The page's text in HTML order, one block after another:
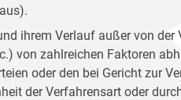
ihrem Verlauf außer von der
von zahlreichen Faktoren
oder den bei Gericht zur
der Verfahrensart oder